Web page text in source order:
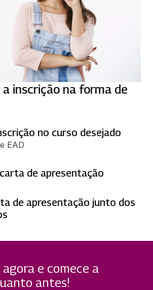
inscrição na forma de
no curso desejado
EAD
de apresentação
de apresentação junto dos
e comece a
antes!